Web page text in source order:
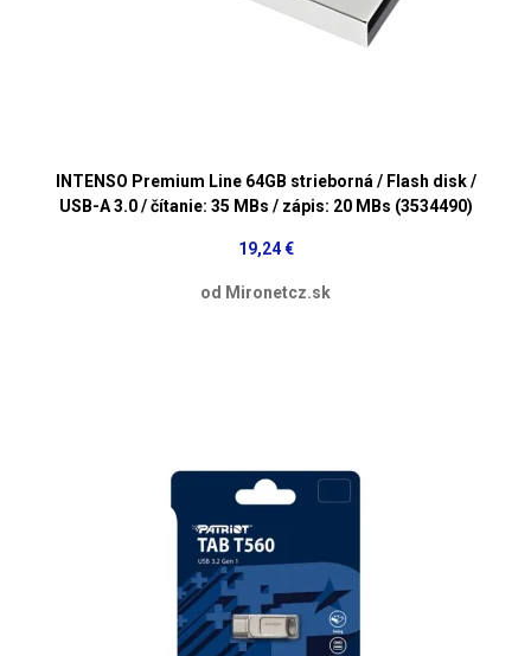
INTENSO Premium Line 64GB strieborná / Flash disk /
USB-A 3.0 / čítanie: 35 MBs / zápis: 20 MBs (3534490)
19,24 €
od Mironetcz.sk